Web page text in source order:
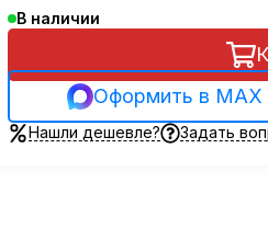
В наличии
Оформить в MAX
Нашли дешевле? Задать